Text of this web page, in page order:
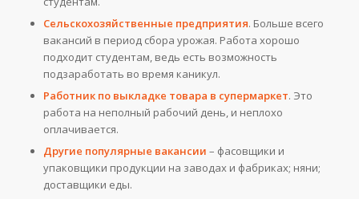
Сельскохозяйственные предприятия. Больше всего
вакансий в период сбора урожая. Работа хорошо
подходит студентам, ведь есть возможность
подзаработать во время каникул.
Работник по выкладке товара в супермаркет. Это
работа на неполный рабочий день, и неплохо
оплачивается.
Другие популярные вакансии – фасовщики и
упаковщики продукции на заводах и фабриках; няни;
доставщики еды.